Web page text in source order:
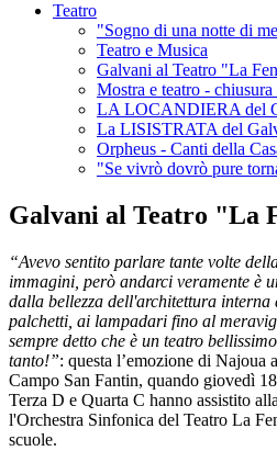
Teatro
"Sogno di una notte di
Teatro e Musica
Galvani al Teatro "La
Mostra e teatro - chiusura
LA LOCANDIERA del
La LISISTRATA del
Orpheus - Canti della
"Se vivrò dovrò pure
Galvani al Teatro "La
“Avevo sentito parlare tante volte
immagini, però andarci veramente è
dalla bellezza dell'architettura
palchetti, ai lampadari fino al
sempre detto che è un teatro
tanto!”: questa l’emozione di Najoua
Campo San Fantin, quando giovedì
Terza D e Quarta C hanno assistito
l'Orchestra Sinfonica del Teatro La
scuole.